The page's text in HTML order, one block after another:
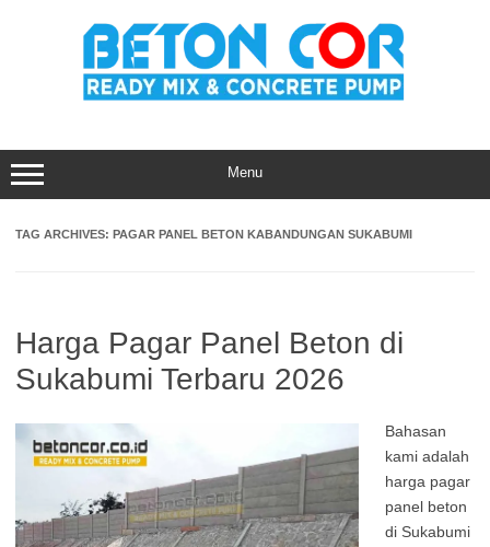
Menu
TAG ARCHIVES: PAGAR PANEL BETON KABANDUNGAN SUKABUMI
Harga Pagar Panel Beton di
Sukabumi Terbaru 2026
Bahasan
kami adalah
harga pagar
panel beton
di Sukabumi